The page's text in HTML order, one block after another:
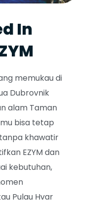
In
memukau di
Dubrovnik
alam Taman
bisa tetap
khawatir
EZYM dan
kebutuhan,
Pulau Hvar